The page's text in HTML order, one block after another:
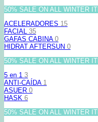
50% SALE ON ALL WINTER
ACELERADORES 15
FACIAL 35
GAFAS CABINA 0
HIDRAT AFTERSUN 0
50% SALE ON ALL WINTER
5 en 1 3
ANTI-CAÍDA 1
ASUER 0
HASK 6
50% SALE ON ALL WINTER